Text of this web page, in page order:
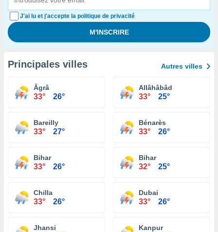
J'ai lu et j'accepte la politique de privacité
Principales villes Autres villes
Âgrâ
33° 26°
Allâhâbâd
33° 25°
Bareilly
33° 27°
Bénarès
33° 26°
Bihar
33° 26°
Bihar
32° 25°
Chilla
33° 26°
Dubai
33° 26°
Jhansi Kanpur